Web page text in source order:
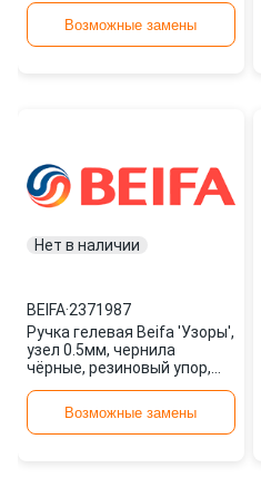
Возможные замены
Нет в наличии
BEIFA·2371987
Ручка гелевая Beifa 'Узоры',
узел 0.5мм, чернила
чёрные, резиновый упор,
Возможные замены